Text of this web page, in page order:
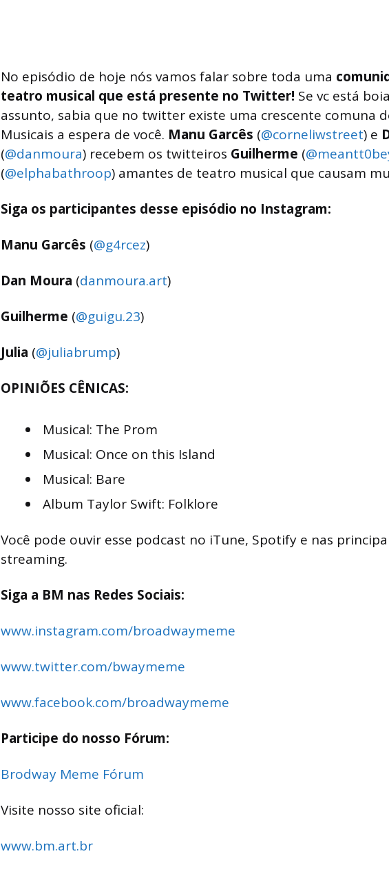
No episódio de hoje nós vamos falar sobre toda uma
teatro musical que está presente no Twitter! Se vc está
assunto, sabia que no twitter existe uma crescente comuna
Musicais a espera de você. Manu Garcês (@corneliwstreet) e
(@danmoura) recebem os twitteiros Guilherme (
(@elphabathroop) amantes de teatro musical que causam
Siga os participantes desse episódio no Instagram:
Manu Garcês (@g4rcez)
Dan Moura (danmoura.art)
Guilherme (@guigu.23)
Julia (@juliabrump)
OPINIÕES CÊNICAS:
Musical: The Prom
Musical: Once on this Island
Musical: Bare
Album Taylor Swift: Folklore
Você pode ouvir esse podcast no iTune, Spotify e nas
streaming.
Siga a BM nas Redes Sociais:
www.instagram.com/broadwaymeme
www.twitter.com/bwaymeme
www.facebook.com/broadwaymeme
Participe do nosso Fórum:
Brodway Meme Fórum
Visite nosso site oficial:
www.bm.art.br